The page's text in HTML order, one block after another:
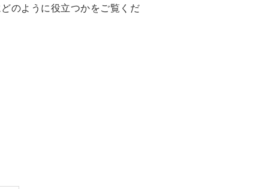
のように役立つかをご覧くだ